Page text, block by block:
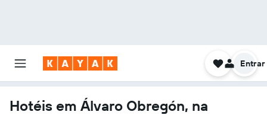
Entrar
Hotéis em Álvaro Obregón, na